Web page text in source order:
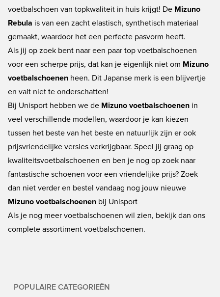
voetbalschoen van topkwaliteit in huis krijgt! De Mizuno
Rebula is van een zacht elastisch, synthetisch materiaal
gemaakt, waardoor het een perfecte pasvorm heeft.
Als jij op zoek bent naar een paar top voetbalschoenen
voor een scherpe prijs, dat kan je eigenlijk niet om Mizuno
voetbalschoenen heen. Dit Japanse merk is een blijvertje
en valt niet te onderschatten!
Bij Unisport hebben we de Mizuno voetbalschoenen in
veel verschillende modellen, waardoor je kan kiezen
tussen het beste van het beste en natuurlijk zijn er ook
prijsvriendelijke versies verkrijgbaar. Speel jij graag op
kwaliteitsvoetbalschoenen en ben je nog op zoek naar
fantastische schoenen voor een vriendelijke prijs? Zoek
dan niet verder en bestel vandaag nog jouw nieuwe
Mizuno voetbalschoenen bij Unisport
Als je nog meer voetbalschoenen wil zien, bekijk dan ons
complete assortiment voetbalschoenen.
POPULAIRE CATEGORIEËN